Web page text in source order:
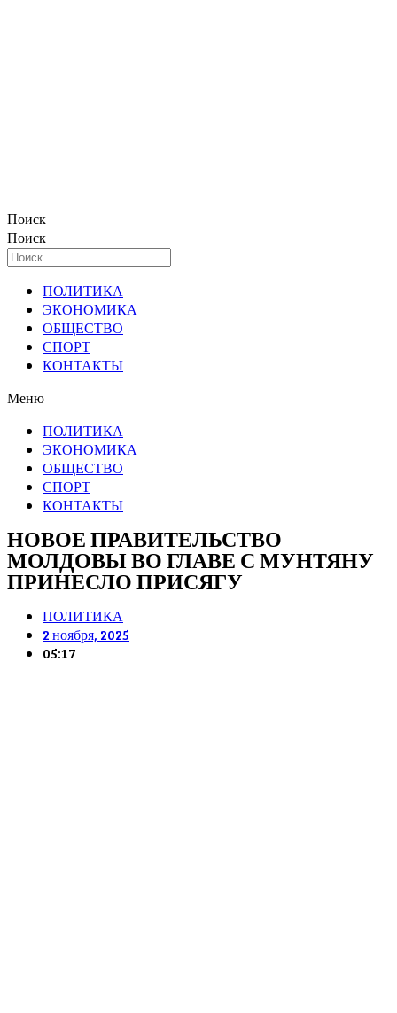
Поиск
Поиск
ПОЛИТИКА
ЭКОНОМИКА
ОБЩЕСТВО
СПОРТ
КОНТАКТЫ
Меню
ПОЛИТИКА
ЭКОНОМИКА
ОБЩЕСТВО
СПОРТ
КОНТАКТЫ
НОВОЕ ПРАВИТЕЛЬСТВО
МОЛДОВЫ ВО ГЛАВЕ С МУНТЯНУ
ПРИНЕСЛО ПРИСЯГУ
ПОЛИТИКА
2 ноября, 2025
05:17